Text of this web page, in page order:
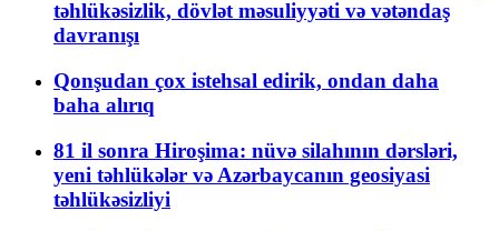
təhlükəsizlik, dövlət məsuliyyəti və vətəndaş
davranışı
Qonşudan çox istehsal edirik, ondan daha
baha alırıq
81 il sonra Hiroşima: nüvə silahının dərsləri,
yeni təhlükələr və Azərbaycanın geosiyasi
təhlükəsizliyi